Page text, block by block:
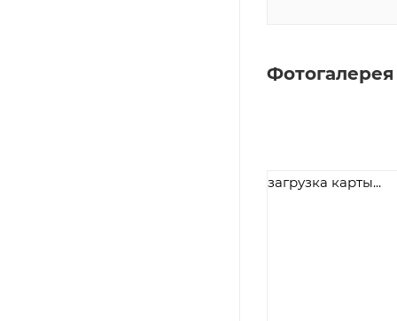
Фотогалерея
загрузка карты...